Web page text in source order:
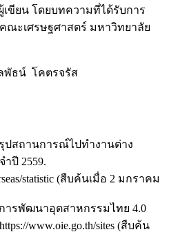
ขียน โดยบทความที่ได้รับการ
ณะเศรษฐศาสตร์ มหาวิทยาลัย
พัธน์ โคตรจรัส
ปสถานการณ์ไปทำงานต่าง
ปี 2559.
statistic (สืบค้นเมื่อ 2 มกราคม
ารพัฒนาอุตสาหกรรมไทย 4.0
www.oie.go.th/sites (สืบค้น